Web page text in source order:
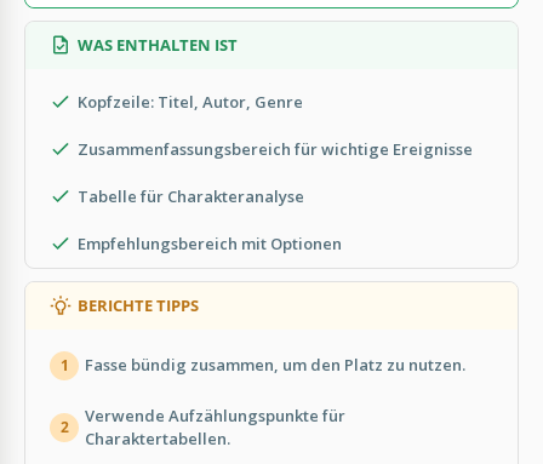
WAS ENTHALTEN IST
Kopfzeile: Titel, Autor, Genre
Zusammenfassungsbereich für wichtige Ereignisse
Tabelle für Charakteranalyse
Empfehlungsbereich mit Optionen
BERICHTE TIPPS
1 Fasse bündig zusammen, um den Platz zu nutzen.
2
Verwende Aufzählungspunkte für
Charaktertabellen.